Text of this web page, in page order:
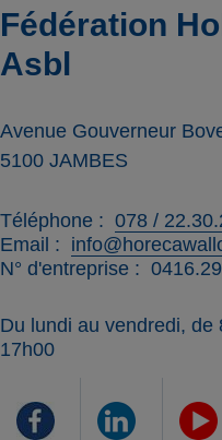
Fédération
Asbl
Avenue Gouverneur
5100 JAMBES
Téléphone
078 /
Email
N° d'entreprise
Du lundi au vendredi, de
17h00